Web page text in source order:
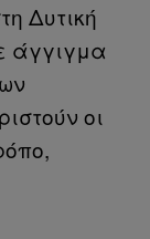
Δυτική
άγγιγμα
οι